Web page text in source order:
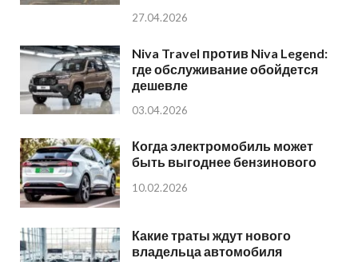
27.04.2026
Niva Travel против Niva Legend:
где обслуживание обойдется
дешевле
03.04.2026
Когда электромобиль может
быть выгоднее бензинового
10.02.2026
Какие траты ждут нового
владельца автомобиля